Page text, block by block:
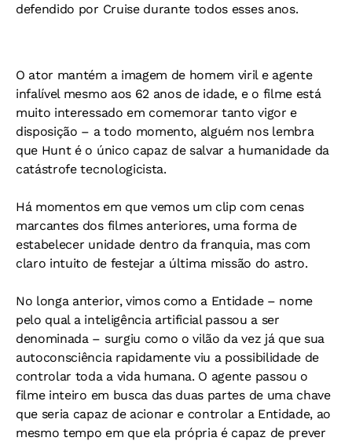
defendido por Cruise durante todos esses anos.
O ator mantém a imagem de homem viril e agente
infalível mesmo aos 62 anos de idade, e o filme está
muito interessado em comemorar tanto vigor e
disposição – a todo momento, alguém nos lembra
que Hunt é o único capaz de salvar a humanidade da
catástrofe tecnologicista.
Há momentos em que vemos um clip com cenas
marcantes dos filmes anteriores, uma forma de
estabelecer unidade dentro da franquia, mas com
claro intuito de festejar a última missão do astro.
No longa anterior, vimos como a Entidade – nome
pelo qual a inteligência artificial passou a ser
denominada – surgiu como o vilão da vez já que sua
autoconsciência rapidamente viu a possibilidade de
controlar toda a vida humana. O agente passou o
filme inteiro em busca das duas partes de uma chave
que seria capaz de acionar e controlar a Entidade, ao
mesmo tempo em que ela própria é capaz de prever